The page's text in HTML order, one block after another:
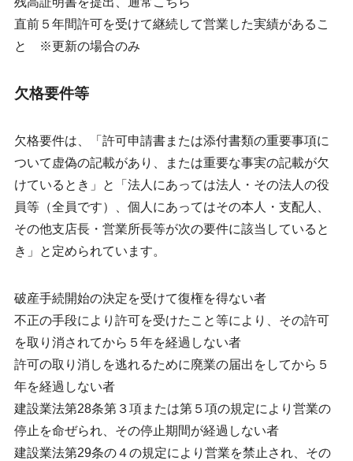
直前５年間許可を受けて継続して営業した実績があるこ
と ※更新の場合のみ
欠格要件等
欠格要件は、「許可申請書または添付書類の重要事項に
ついて虚偽の記載があり、または重要な事実の記載が欠
けているとき」と「法人にあっては法人・その法人の役
員等（全員です）、個人にあってはその本人・支配人、
その他支店長・営業所長等が次の要件に該当していると
き」と定められています。
破産手続開始の決定を受けて復権を得ない者
不正の手段により許可を受けたこと等により、その許可
を取り消されてから５年を経過しない者
許可の取り消しを逃れるために廃業の届出をしてから５
年を経過しない者
建設業法第28条第３項または第５項の規定により営業の
停止を命ぜられ、その停止期間が経過しない者
建設業法第29条の４の規定により営業を禁止され、その